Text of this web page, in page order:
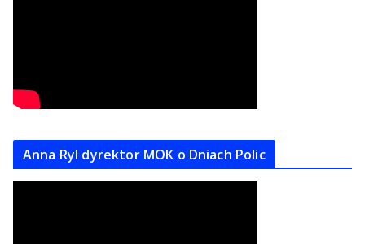
Anna Ryl dyrektor MOK o Dniach Polic